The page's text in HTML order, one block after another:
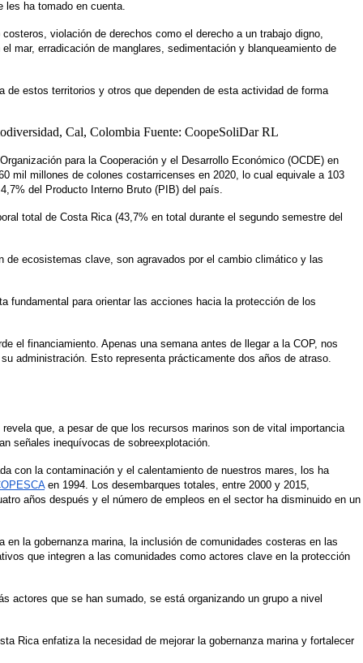
les ha tomado en cuenta.
violación de derechos como el derecho a un trabajo digno,
mar, erradicación de manglares, sedimentación y blanqueamiento de
estos territorios y otros que dependen de esta actividad de forma
para la Cooperación y el Desarrollo Económico (OCDE) en
mil millones de colones costarricenses en 2020, lo cual equivale a 103
del Producto Interno Bruto (PIB) del país.
total de Costa Rica (43,7% en total durante el segundo semestre del
de ecosistemas clave, son agravados por el cambio climático y las
para orientar las acciones hacia la protección de los
el financiamiento. Apenas una semana antes de llegar a la COP, nos
administración. Esto representa prácticamente dos años de atraso.
que, a pesar de que los recursos marinos son de vital importancia
señales inequívocas de sobreexplotación.
con la contaminación y el calentamiento de nuestros mares, los ha
en 1994. Los desembarques totales, entre 2000 y 2015,
años después y el número de empleos en el sector ha disminuido en un
la gobernanza marina, la inclusión de comunidades costeras en las
que integren a las comunidades como actores clave en la protección
actores que se han sumado, se está organizando un grupo a nivel
Rica enfatiza la necesidad de mejorar la gobernanza marina y fortalecer